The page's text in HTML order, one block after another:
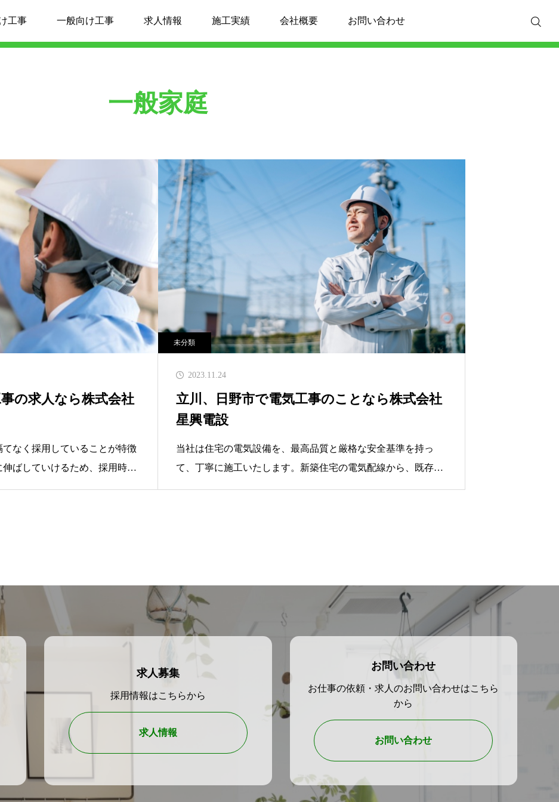
工事 一般向け工事 求人情報 施工実績 会社概要 お問い合わせ
一般家庭
の求人なら株式会社
なく採用していることが特徴
ばしていけるため、採用時点
未分類
2023.11.24
立川、日野市で電気工事のことなら株式会社
星興電設
当社は住宅の電気設備を、最高品質と厳格な安全基準を持っ
て、丁寧に施工いたします。新築住宅の電気配線から、既存住
求人募集
採用情報はこちらから
求人情報
お問い合わせ
お仕事の依頼・求人のお問い合わせはこちら
から
お問い合わせ